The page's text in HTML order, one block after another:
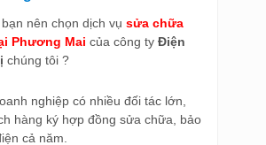
nên chọn dịch vụ sửa chữa
Phương Mai của công ty Điện
chúng tôi ?
nghiệp có nhiều đối tác lớn,
hàng ký hợp đồng sửa chữa, bảo
cả năm.